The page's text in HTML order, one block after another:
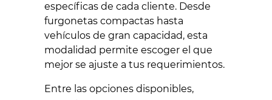
específicas de cada cliente. Desde
furgonetas compactas hasta
vehículos de gran capacidad, esta
modalidad permite escoger el que
mejor se ajuste a tus requerimientos.
Entre las opciones disponibles,